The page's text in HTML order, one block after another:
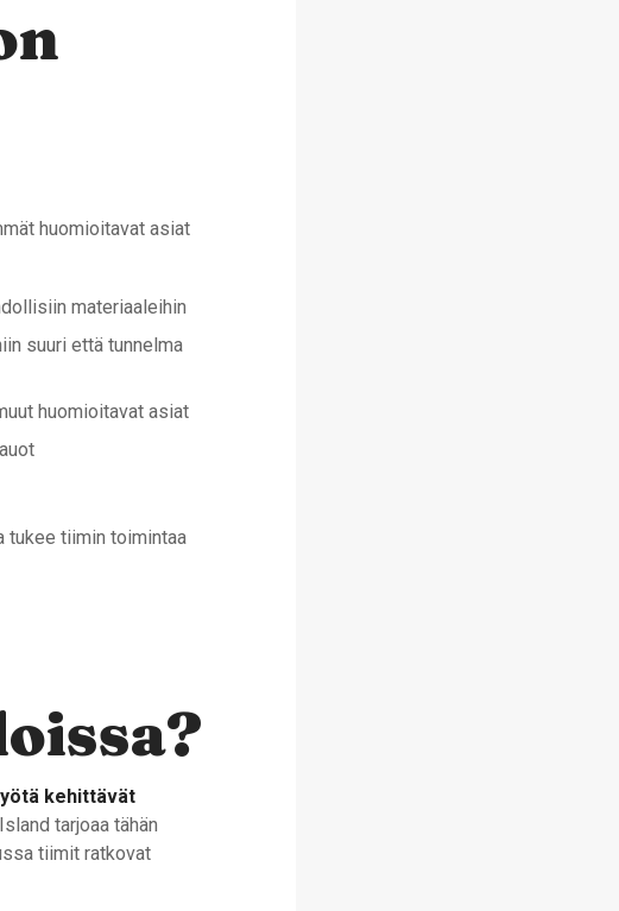
huomioitavat asiat
materiaaleihin
suuri että tunnelma
huomioitavat asiat
tukee tiimin toimintaa
kehittävät
tarjoaa tähän
tiimit ratkovat